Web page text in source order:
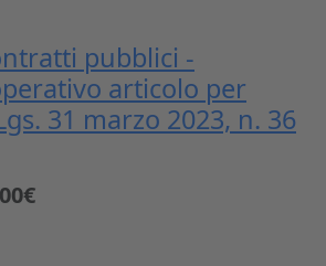
pubblici -
articolo per
31 marzo 2023, n. 36